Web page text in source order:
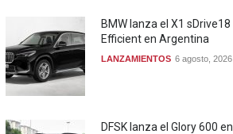
BMW lanza el X1 sDrive18
Efficient en Argentina
LANZAMIENTOS 6 agosto, 2026
DFSK lanza el Glory 600 en